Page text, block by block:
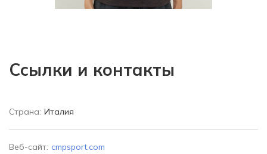
Ссылки и контакты
Страна: Италия
Веб-сайт: cmpsport.com